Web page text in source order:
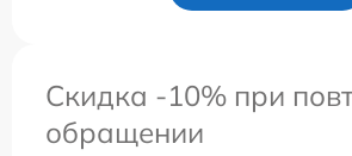
Скидка -10% при
обращении